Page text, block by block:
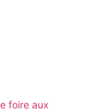
foire aux